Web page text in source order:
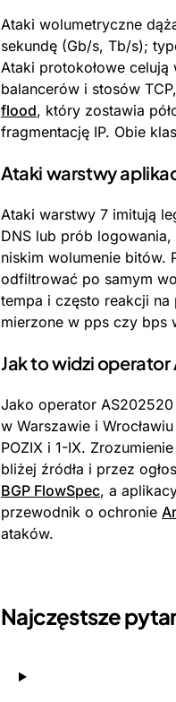
Ataki wolumetryczne
sekundę (Gb/s, Tb/s);
Ataki protokołowe
balancerów i stosów
flood, który zostawia
fragmentację IP. Obie
Ataki warstwy
Ataki warstwy 7 imitują
DNS lub prób
niskim wolumenie bitów.
odfiltrować po samym
tempa i często reakcji na
mierzone w pps czy bps
Jak to widzi operator
Jako operator
w Warszawie i
POZIX i 1-IX.
bliżej źródła i przez
BGP FlowSpec, a
przewodnik o ochronie
ataków.
Najczęstsze